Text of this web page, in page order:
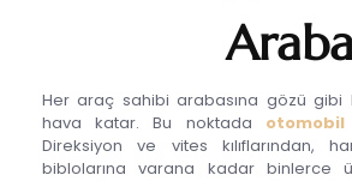
Her araç sahibi arabasına gözü
hava katar. Bu noktada otomobil
Direksiyon ve vites kılıflarından,
biblolarına varana kadar binlerce